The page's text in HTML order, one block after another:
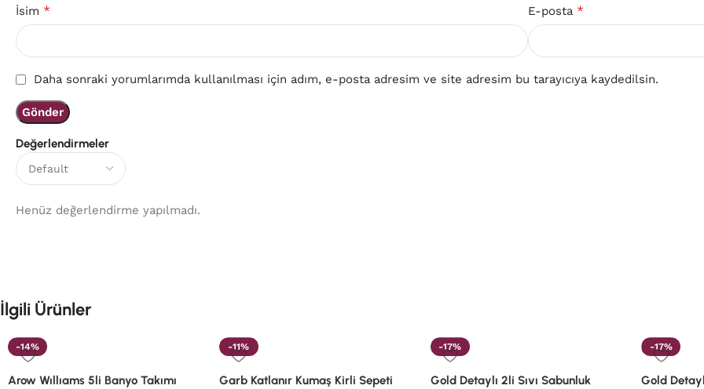
Değerlendirmeler
Henüz değerlendirme yapılmadı.
İsim * E-posta *
Daha sonraki yorumlarımda kullanılması için adım, e-posta adresim ve site adresim bu tarayıcıya kaydedilsin.
İlgili Ürünler
-14%
Arow Wıllıams 5li Banyo Takımı
-11%
Garb Katlanır Kumaş Kirli Sepeti
-17%
Gold Detaylı 2li Sıvı Sabunluk
-17%
Gold